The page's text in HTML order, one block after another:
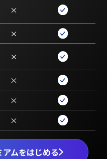
ムをはじめる
×
×
×
×
×
×